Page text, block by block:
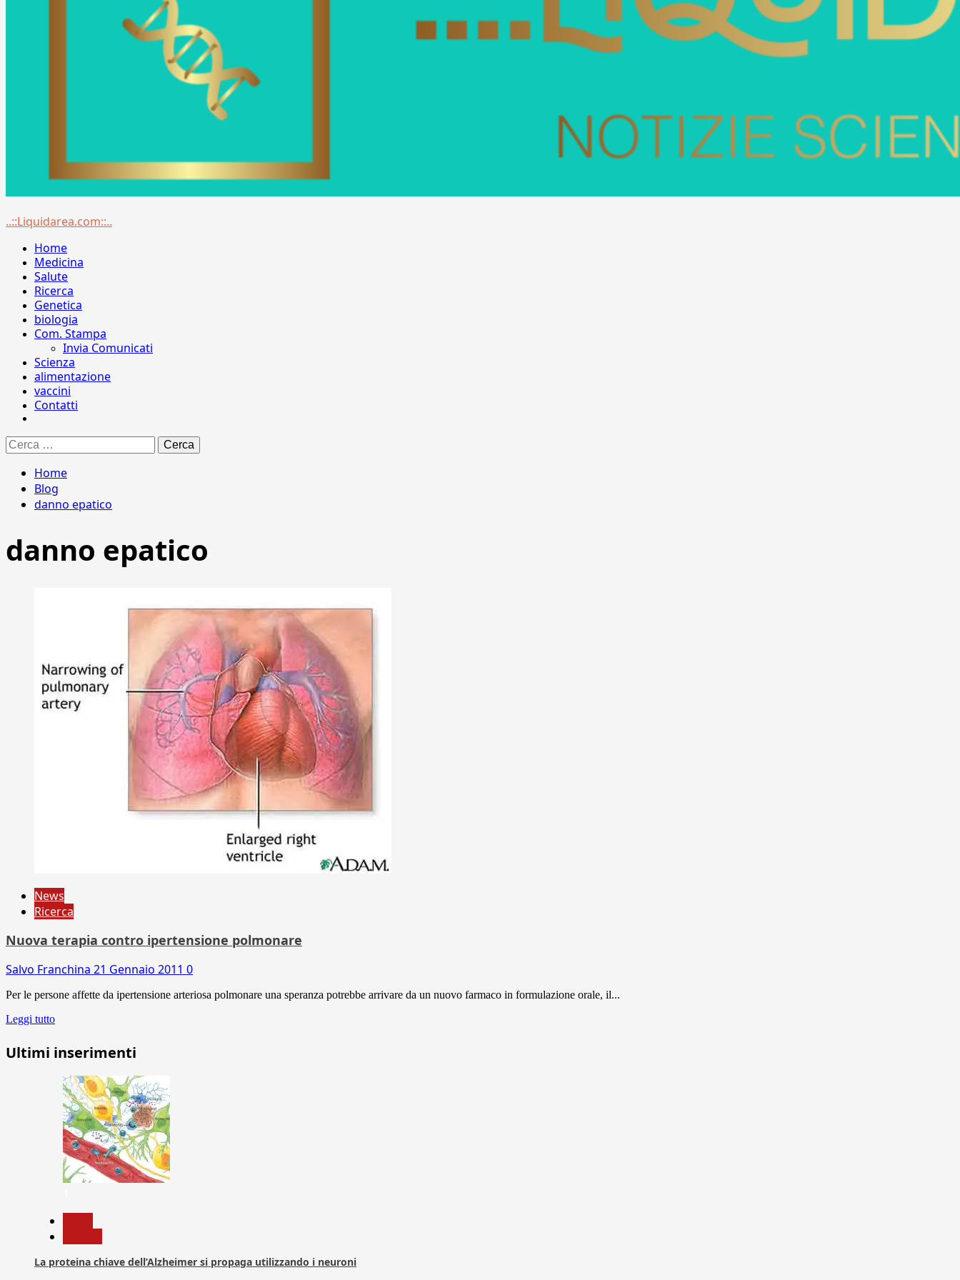
Menu
..::Liquidarea.com::..
Home
Medicina
Salute
Ricerca
Genetica
biologia
Com. Stampa
Invia Comunicati
Scienza
alimentazione
vaccini
Contatti
Ricerca
per:
Home
Blog
danno epatico
danno epatico
News
Ricerca
Nuova terapia contro ipertensione polmonare
Salvo Franchina 21 Gennaio 2011 0
Per le persone affette da ipertensione arteriosa polmonare una speranza potrebbe arrivare da un nuovo farmaco in formulazione orale, il...
Leggi tutto
Ultimi inserimenti
La proteina chiave dell’Alzheimer si propaga utilizzando i neuroni